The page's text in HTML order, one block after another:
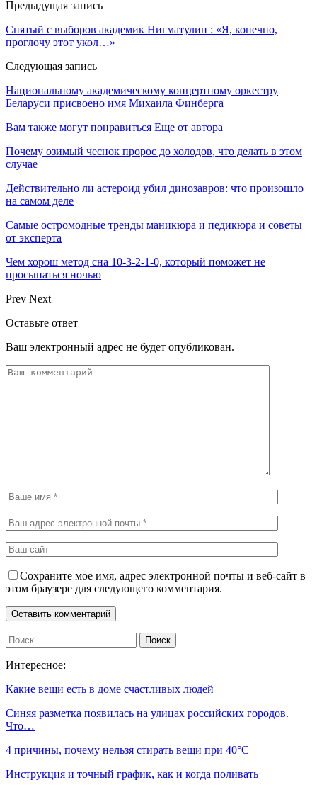
Предыдущая запись
Снятый с выборов академик Нигматулин : «Я, конечно,
проглочу этот укол…»
Следующая запись
Национальному академическому концертному оркестру
Беларуси присвоено имя Михаила Финберга
Вам также могут понравиться Еще от автора
Почему озимый чеснок пророс до холодов, что делать в этом
случае
Действительно ли астероид убил динозавров: что произошло
на самом деле
Самые остромодные тренды маникюра и педикюра и советы
от эксперта
Чем хорош метод сна 10-3-2-1-0, который поможет не
просыпаться ночью
Prev Next
Оставьте ответ
Ваш электронный адрес не будет опубликован.
Сохраните мое имя, адрес электронной почты и веб-сайт в
этом браузере для следующего комментария.
Интересное:
Какие вещи есть в доме счастливых людей
Синяя разметка появилась на улицах российских городов.
Что…
4 причины, почему нельзя стирать вещи при 40°C
Инструкция и точный график, как и когда поливать